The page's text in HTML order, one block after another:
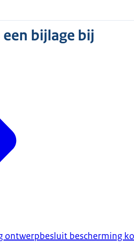
bijlage bij
ontwerpbesluit bescherming